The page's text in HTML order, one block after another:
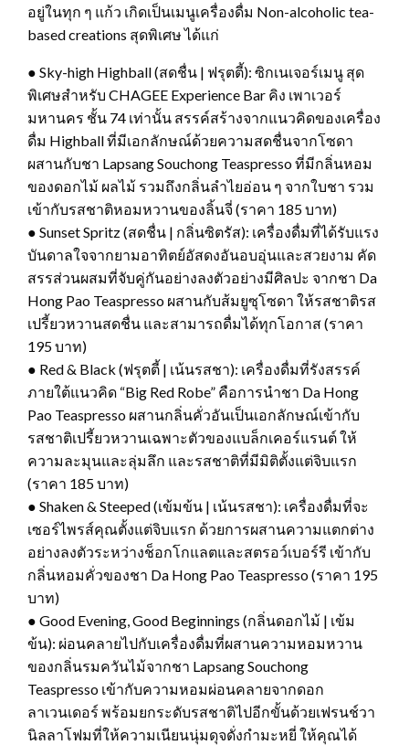
อยู่ในทุก ๆ แก้ว เกิดเป็นเมนูเครื่องดื่ม Non-alcoholic tea-
based creations สุดพิเศษ ได้แก่
● Sky-high Highball (สดชื่น | ฟรุตตี้): ซิกเนเจอร์เมนู สุด
พิเศษสำหรับ CHAGEE Experience Bar คิง เพาเวอร์
มหานคร ชั้น 74 เท่านั้น สรรค์สร้างจากแนวคิดของเครื่อง
ดื่ม Highball ที่มีเอกลักษณ์ด้วยความสดชื่นจากโซดา
ผสานกับชา Lapsang Souchong Teaspresso ที่มีกลิ่นหอม
ของดอกไม้ ผลไม้ รวมถึงกลิ่นลำไยอ่อน ๆ จากใบชา รวม
เข้ากับรสชาติหอมหวานของลิ้นจี่ (ราคา 185 บาท)
● Sunset Spritz (สดชื่น | กลิ่นซิตรัส): เครื่องดื่มที่ได้รับแรง
บันดาลใจจากยามอาทิตย์อัสดงอันอบอุ่นและสวยงาม คัด
สรรส่วนผสมที่จับคู่กันอย่างลงตัวอย่างมีศิลปะ จากชา Da
Hong Pao Teaspresso ผสานกับส้มยูซุโซดา ให้รสชาติรส
เปรี้ยวหวานสดชื่น และสามารถดื่มได้ทุกโอกาส (ราคา
195 บาท)
● Red & Black (ฟรุตตี้ | เน้นรสชา): เครื่องดื่มที่รังสรรค์
ภายใต้แนวคิด “Big Red Robe” คือการนำชา Da Hong
Pao Teaspresso ผสานกลิ่นคั่วอันเป็นเอกลักษณ์เข้ากับ
รสชาติเปรี้ยวหวานเฉพาะตัวของแบล็กเคอร์แรนต์ ให้
ความละมุนและลุ่มลึก และรสชาติที่มีมิติตั้งแต่จิบแรก
(ราคา 185 บาท)
● Shaken & Steeped (เข้มข้น | เน้นรสชา): เครื่องดื่มที่จะ
เซอร์ไพรส์คุณตั้งแต่จิบแรก ด้วยการผสานความแตกต่าง
อย่างลงตัวระหว่างช็อกโกแลตและสตรอว์เบอร์รี เข้ากับ
กลิ่นหอมคั่วของชา Da Hong Pao Teaspresso (ราคา 195
บาท)
● Good Evening, Good Beginnings (กลิ่นดอกไม้ | เข้ม
ข้น): ผ่อนคลายไปกับเครื่องดื่มที่ผสานความหอมหวาน
ของกลิ่นรมควันไม้จากชา Lapsang Souchong
Teaspresso เข้ากับความหอมผ่อนคลายจากดอก
ลาเวนเดอร์ พร้อมยกระดับรสชาติไปอีกขั้นด้วยเฟรนช์วา
นิลลาโฟมที่ให้ความเนียนนุ่มดุจดั่งกำมะหยี่ ให้คุณได้